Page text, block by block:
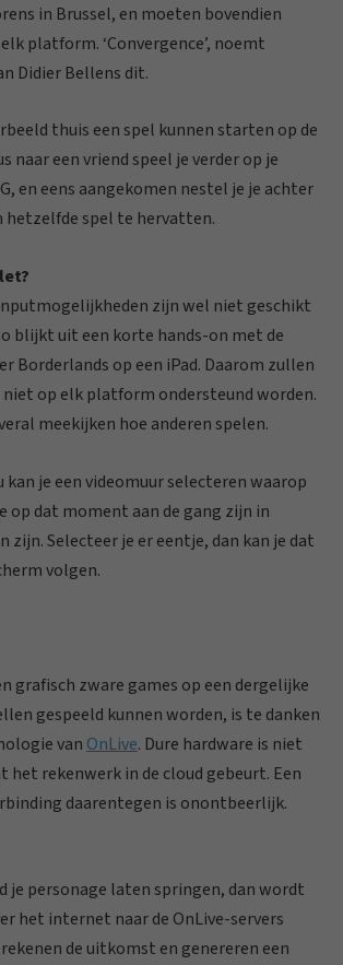
in Brussel, en moeten bovendien
platform. ‘Convergence’, noemt
Didier Bellens dit.
thuis een spel kunnen starten op de
naar een vriend speel je verder op je
en eens aangekomen nestel je je achter
hetzelfde spel te hervatten.
zijn wel niet geschikt
blijkt uit een korte hands-on met de
Borderlands op een iPad. Daarom zullen
op elk platform ondersteund worden.
meekijken hoe anderen spelen.
je een videomuur selecteren waarop
op dat moment aan de gang zijn in
zijn. Selecteer je er eentje, dan kan je dat
volgen.
grafisch zware games op een dergelijke
gespeeld kunnen worden, is te danken
van OnLive. Dure hardware is niet
het rekenwerk in de cloud gebeurt. Een
daarentegen is onontbeerlijk.
je personage laten springen, dan wordt
het internet naar de OnLive-servers
de uitkomst en genereren een